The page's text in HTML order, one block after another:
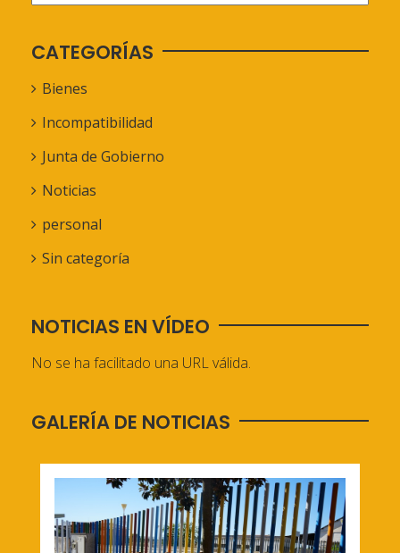
CATEGORÍAS
Bienes
Incompatibilidad
Junta de Gobierno
Noticias
personal
Sin categoría
NOTICIAS EN VÍDEO
No se ha facilitado una URL válida.
GALERÍA DE NOTICIAS